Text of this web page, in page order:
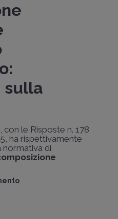
sulla
con le Risposte n. 178
ha rispettivamente
normativa di